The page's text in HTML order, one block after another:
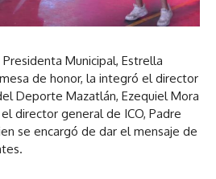
Municipal, Estrella
de honor, la integró el director
Deporte Mazatlán, Ezequiel Mora
director general de ICO, Padre
se encargó de dar el mensaje de